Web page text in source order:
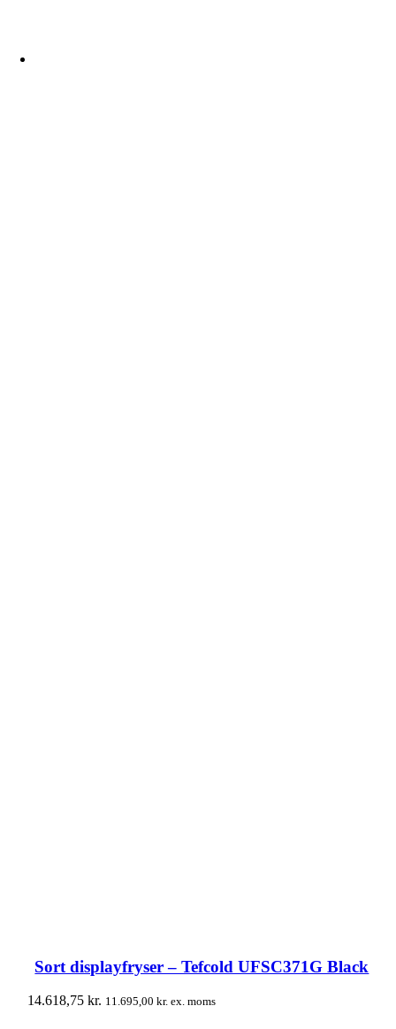
Sort displayfryser – Tefcold UFSC371G Black
14.618,75kr. 11.695,00kr. ex. moms